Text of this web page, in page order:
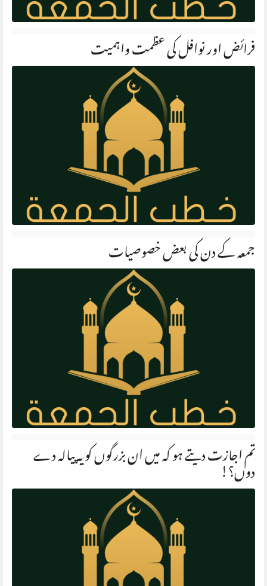
فرائض اور نوافل کی عظمت واہمیت
جمعہ کے دن کی بعض خصوصیات
تم اجازت دیتے ہو کہ میں ان بزرگوں کو یہ پیالہ دے
دوں؟!